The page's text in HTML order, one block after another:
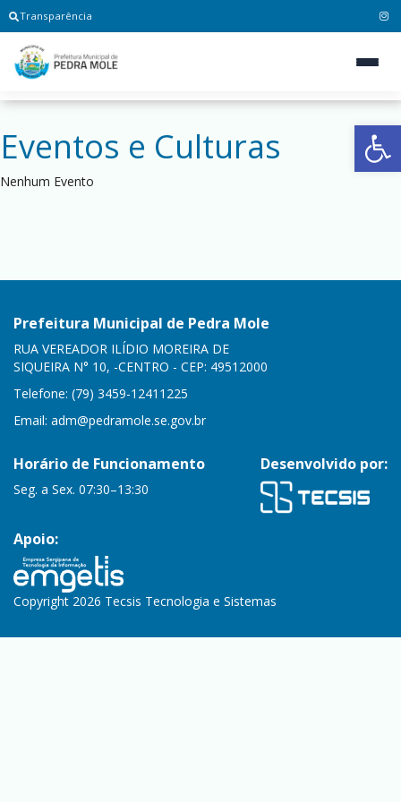
Transparência
Eventos e Culturas
Nenhum Evento
Prefeitura Municipal de Pedra Mole
RUA VEREADOR ILÍDIO MOREIRA DE
SIQUEIRA N° 10, -CENTRO - CEP: 49512000
Telefone: (79) 3459-12411225
Email: adm@pedramole.se.gov.br
Horário de Funcionamento
Seg. a Sex. 07:30–13:30
Desenvolvido por:
Apoio:
Copyright 2026 Tecsis Tecnologia e Sistemas